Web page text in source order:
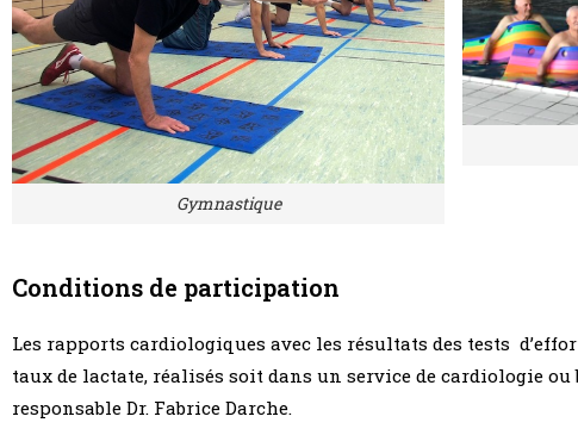
Gymnastique
Conditions de participation
Les rapports cardiologiques avec les résultats des tests
taux de lactate, réalisés soit dans un service de cardiologie
responsable Dr. Fabrice Darche.